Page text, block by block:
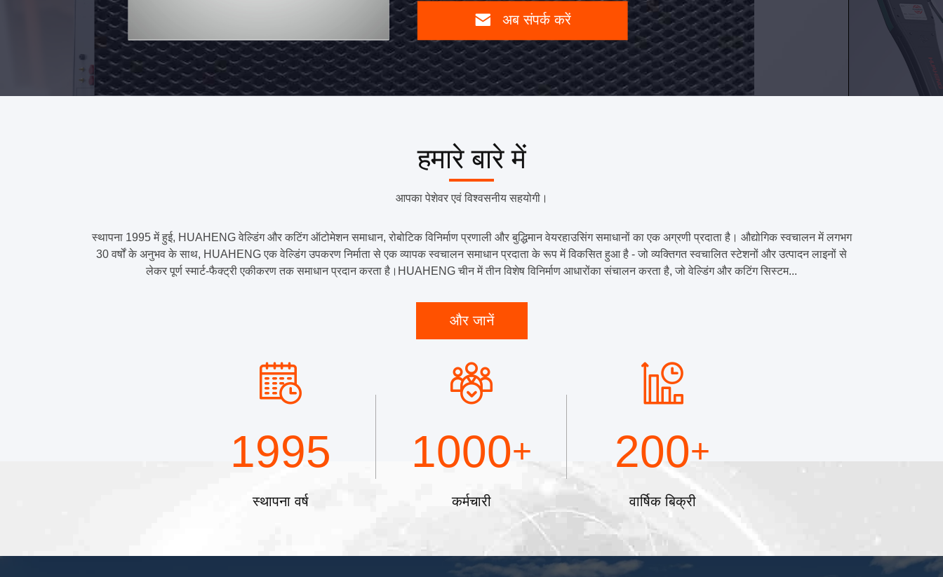
अब
संपर्क
करें
कटिंग
मशीन
अब
संपर्क
करें
अब संपर्क करें
हमारे बारे में
आपका पेशेवर एवं विश्वसनीय सहयोगी।
स्थापना 1995 में हुई, HUAHENG वेल्डिंग और कटिंग ऑटोमेशन समाधान, रोबोटिक विनिर्माण प्रणाली और बुद्धिमान वेयरहाउसिंग समाधानों का एक अग्रणी प्रदाता है। औद्योगिक स्वचालन में लगभग
30 वर्षों के अनुभव के साथ, HUAHENG एक वेल्डिंग उपकरण निर्माता से एक व्यापक स्वचालन समाधान प्रदाता के रूप में विकसित हुआ है - जो व्यक्तिगत स्वचालित स्टेशनों और उत्पादन लाइनों से
लेकर पूर्ण स्मार्ट-फैक्ट्री एकीकरण तक समाधान प्रदान करता है।HUAHENG चीन में तीन विशेष विनिर्माण आधारोंका संचालन करता है, जो वेल्डिंग और कटिंग सिस्टम...
और जानें
1995
स्थापना वर्ष
1000+
कर्मचारी
200+
वार्षिक बिक्री